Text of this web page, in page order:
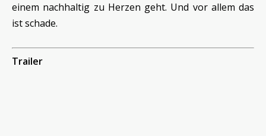
einem nachhaltig zu Herzen geht. Und vor allem das
ist schade.
Trailer